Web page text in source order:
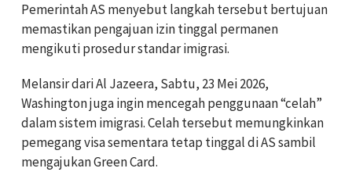
Pemerintah AS menyebut langkah tersebut bertujuan
memastikan pengajuan izin tinggal permanen
mengikuti prosedur standar imigrasi.
Melansir dari Al Jazeera, Sabtu, 23 Mei 2026,
Washington juga ingin mencegah penggunaan “celah”
dalam sistem imigrasi. Celah tersebut memungkinkan
pemegang visa sementara tetap tinggal di AS sambil
mengajukan Green Card.